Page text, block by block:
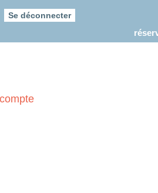
Se déconnecter